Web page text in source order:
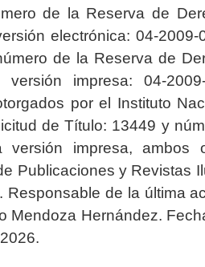
de la Reserva de
electrónica: 04-2009-
de la Reserva de
impresa: 04-2009-
por el Instituto
de Título: 13449 y
versión impresa, ambos
Publicaciones y Revistas
Responsable de la última
Mendoza Hernández.